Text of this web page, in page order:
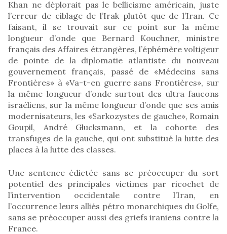
Khan ne déplorait pas le bellicisme américain, juste
l’erreur de ciblage de l’Irak plutôt que de l’Iran. Ce
faisant, il se trouvait sur ce point sur la même
longueur d’onde que Bernard Kouchner, ministre
français des Affaires étrangères, l’éphémère voltigeur
de pointe de la diplomatie atlantiste du nouveau
gouvernement français, passé de «Médecins sans
Frontières» à «Va-t-en guerre sans Frontières», sur
la même longueur d’onde surtout des ultra faucons
israéliens, sur la même longueur d’onde que ses amis
modernisateurs, les «Sarkozystes de gauche», Romain
Goupil, André Glucksmann, et la cohorte des
transfuges de la gauche, qui ont substitué la lutte des
places à la lutte des classes.
Une sentence édictée sans se préoccuper du sort
potentiel des principales victimes par ricochet de
l’intervention occidentale contre l’Iran, en
l’occurrence leurs alliés pétro monarchiques du Golfe,
sans se préoccuper aussi des griefs iraniens contre la
France.